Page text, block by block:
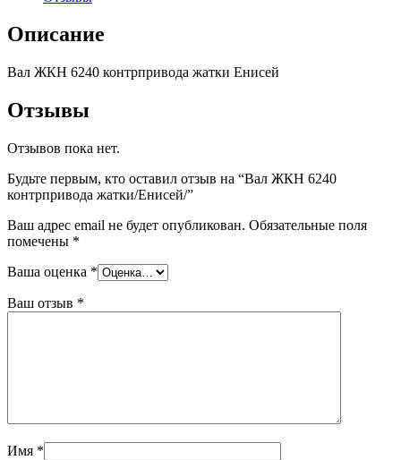
Описание
Вал ЖКН 6240 контрпривода жатки Енисей
Отзывы
Отзывов пока нет.
Будьте первым, кто оставил отзыв на “Вал ЖКН 6240
контрпривода жатки/Енисей/”
Ваш адрес email не будет опубликован. Обязательные поля
помечены *
Ваша оценка *
Ваш отзыв *
Имя *